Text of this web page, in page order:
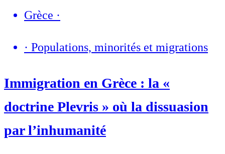
Grèce ·
· Populations, minorités et migrations
Immigration en Grèce : la «
doctrine Plevris » où la dissuasion
par l’inhumanité